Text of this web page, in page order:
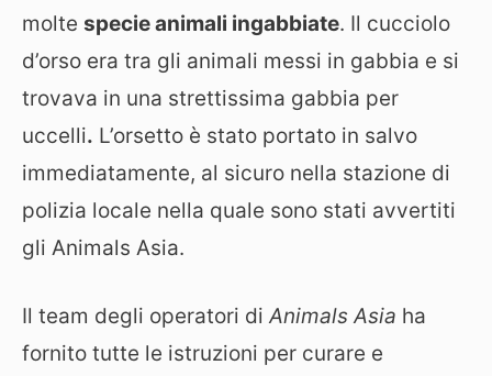
molte specie animali ingabbiate. Il cucciolo
d’orso era tra gli animali messi in gabbia e si
trovava in una strettissima gabbia per
uccelli. L’orsetto è stato portato in salvo
immediatamente, al sicuro nella stazione di
polizia locale nella quale sono stati avvertiti
gli Animals Asia.
Il team degli operatori di Animals Asia ha
fornito tutte le istruzioni per curare e